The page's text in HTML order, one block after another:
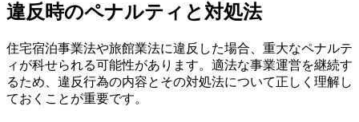
違反時のペナルティと対処法
住宅宿泊事業法や旅館業法に違反した場合、重大なペナルテ
ィが科せられる可能性があります。適法な事業運営を継続す
るため、違反行為の内容とその対処法について正しく理解し
ておくことが重要です。